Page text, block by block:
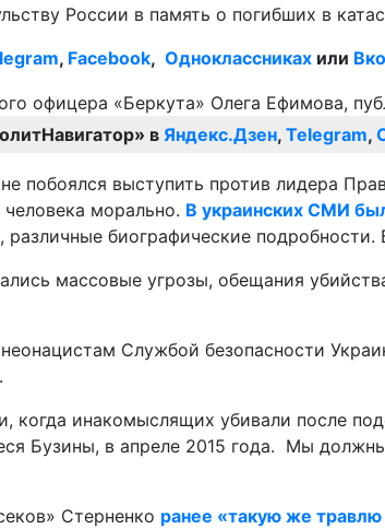
России в память о погибших в
, Facebook, Одноклассниках или
в Яндекс.Дзен, Telegram,
побоялся выступить против лидера
морально. В украинских СМИ
биографические
массовые угрозы, обещания
Службой безопасности
когда инакомыслящих убивали после
Бузины, в апреле 2015 года. Мы
Стерненко ранее «такую же